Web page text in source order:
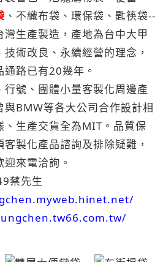
、不織布袋、環保袋、匙筷袋--
生產製造，產地為台中大甲
術改良、永續經營的理念，
路已有20幾年。
號、團體小量客製化周邊產
與BMW等各大公司合作設計相
、生產交貨全為MIT。品質保
製化產品諮詢及排除疑難，
來電洽詢。
蔡先生